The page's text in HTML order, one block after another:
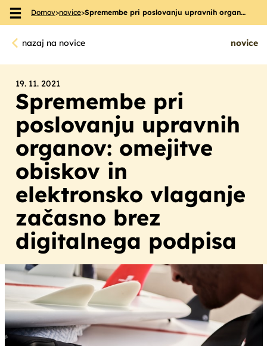
Skoči na vsebino
Domov>novice>Spremembe pri poslovanju upravnih organ…
nazaj na novice novice
19. 11. 2021
Spremembe pri
poslovanju upravnih
organov: omejitve
obiskov in
elektronsko vlaganje
začasno brez
digitalnega podpisa